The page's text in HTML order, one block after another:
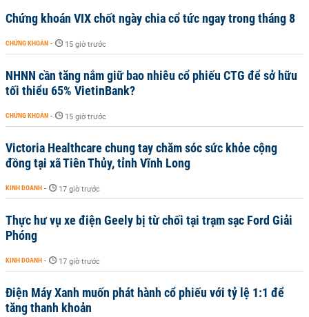
Chứng khoán VIX chốt ngày chia cổ tức ngay trong tháng 8
CHỨNG KHOÁN - 15 giờ trước
NHNN cần tăng nắm giữ bao nhiêu cổ phiếu CTG để sở hữu
tối thiểu 65% VietinBank?
CHỨNG KHOÁN - 15 giờ trước
Victoria Healthcare chung tay chăm sóc sức khỏe cộng
đồng tại xã Tiên Thủy, tỉnh Vĩnh Long
KINH DOANH - 17 giờ trước
Thực hư vụ xe điện Geely bị từ chối tại trạm sạc Ford Giải
Phóng
KINH DOANH - 17 giờ trước
Điện Máy Xanh muốn phát hành cổ phiếu với tỷ lệ 1:1 để
tăng thanh khoản